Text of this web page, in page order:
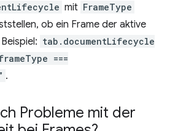
mit FrameType
ob ein Frame der aktive
tab.documentLifecycle
===
.
Probleme mit der